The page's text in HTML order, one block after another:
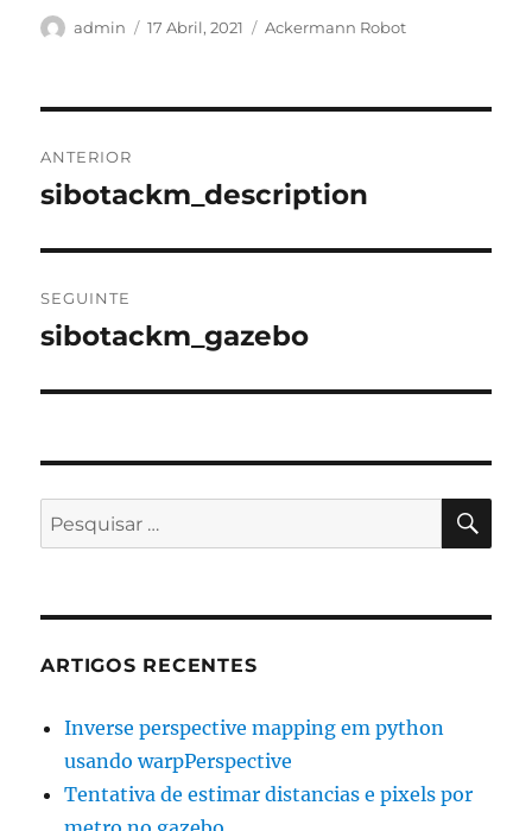
Autor
admin
Publicado
17 Abril, 2021 Categorias
Ackermann Robot
de
ANTERIOR
Artigo
sibotackm_description
SEGUINTE
Artigo
sibotackm_gazebo
Pesquisar
por:
ARTIGOS RECENTES
Inverse perspective mapping em python
usando warpPerspective
Tentativa de estimar distancias e pixels por